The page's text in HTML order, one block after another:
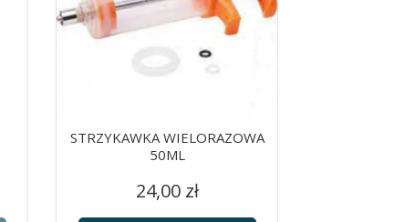
Szybki podgląd
STRZYKAWKA WIELORAZOWA
50ML
Cena
24,00 zł